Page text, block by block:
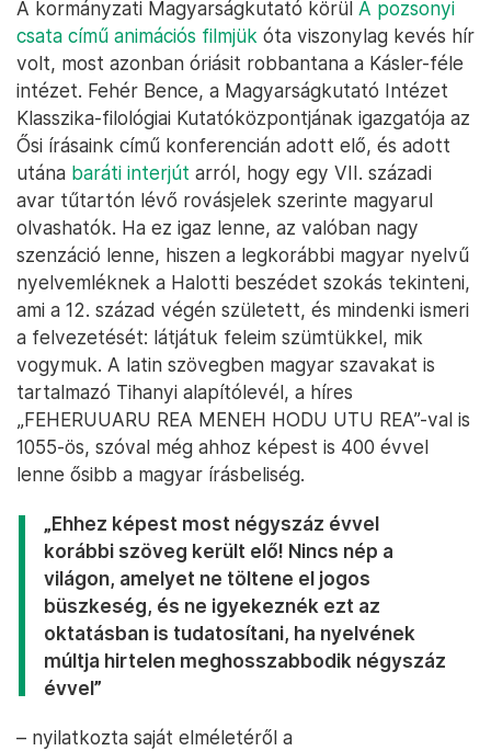
A kormányzati Magyarságkutató körül A pozsonyi
csata című animációs filmjük óta viszonylag kevés hír
volt, most azonban óriásit robbantana a Kásler-féle
intézet. Fehér Bence, a Magyarságkutató Intézet
Klasszika-filológiai Kutatóközpontjának igazgatója az
Ősi írásaink című konferencián adott elő, és adott
utána baráti interjút arról, hogy egy VII. századi
avar tűtartón lévő rovásjelek szerinte magyarul
olvashatók. Ha ez igaz lenne, az valóban nagy
szenzáció lenne, hiszen a legkorábbi magyar nyelvű
nyelvemléknek a Halotti beszédet szokás tekinteni,
ami a 12. század végén született, és mindenki ismeri
a felvezetését: látjátuk feleim szümtükkel, mik
vogymuk. A latin szövegben magyar szavakat is
tartalmazó Tihanyi alapítólevél, a híres
„FEHERUUARU REA MENEH HODU UTU REA”-val is
1055-ös, szóval még ahhoz képest is 400 évvel
lenne ősibb a magyar írásbeliség.
„Ehhez képest most négyszáz évvel
korábbi szöveg került elő! Nincs nép a
világon, amelyet ne töltene el jogos
büszkeség, és ne igyekeznék ezt az
oktatásban is tudatosítani, ha nyelvének
múltja hirtelen meghosszabbodik négyszáz
évvel”
– nyilatkozta saját elméletéről a